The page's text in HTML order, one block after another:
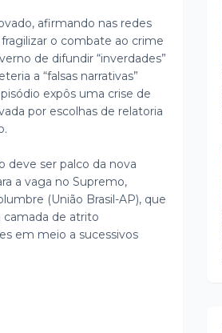
afirmando nas redes
o combate ao crime
de difundir “inverdades”
a “falsas narrativas”
expôs uma crise de
por escolhas de relatoria
deve ser palco da nova
a vaga no Supremo,
(União Brasil-AP), que
camada de atrito
em meio a sucessivos